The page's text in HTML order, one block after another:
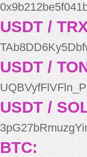
USDT /
USDT /
USDT /
BTC: